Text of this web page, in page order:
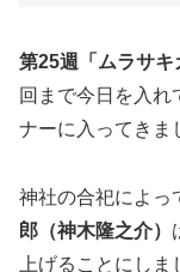
第25週「ムラサ
回まで今日を入れ
ナーに入ってきま
神社の合祀によっ
郎（神木隆之介）
上げることにし